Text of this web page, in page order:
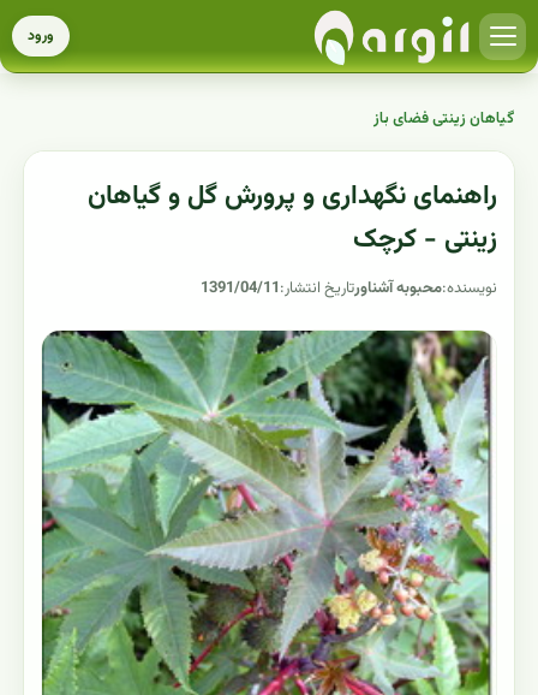
ورود
گیاهان زینتی فضای باز
راهنمای نگهداری و پرورش گل و گیاهان
زینتی - کرچک
نویسنده:محبوبه آشناورتاریخ انتشار:1391/04/11